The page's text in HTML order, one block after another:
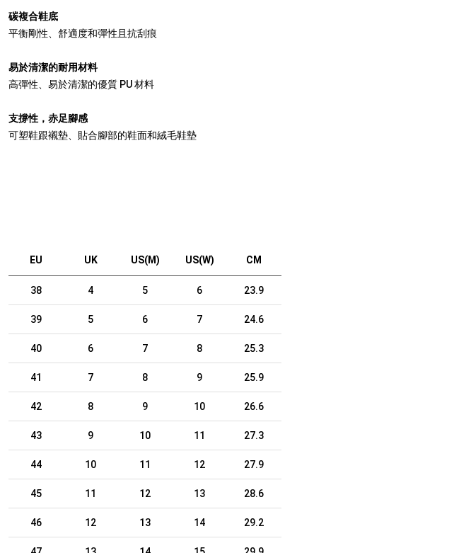
碳複合鞋底
平衡剛性、舒適度和彈性且抗刮痕
易於清潔的耐用材料
高彈性、易於清潔的優質 PU 材料
支撐性，赤足腳感
可塑鞋跟襯墊、貼合腳部的鞋面和絨毛鞋墊
EU UK US(M) US(W) CM
38 4 5 6 23.9
39 5 6 7 24.6
40 6 7 8 25.3
41 7 8 9 25.9
42 8 9 10 26.6
43 9 10 11 27.3
44 10 11 12 27.9
45 11 12 13 28.6
46 12 13 14 29.2